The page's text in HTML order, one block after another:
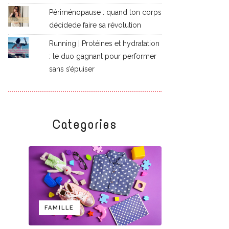
Périménopause : quand ton corps
décidede faire sa révolution
Running | Protéines et hydratation
: le duo gagnant pour performer
sans s’épuiser
Categories
FAMILLE